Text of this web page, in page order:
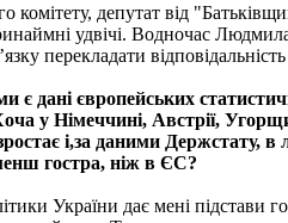
комітету, депутат від
удвічі. Водночас
перекладати
дані європейських
у Німеччині, Австрії,
і,за даними Держстату,
гостра, ніж в ЄС?
України дає мені підстави